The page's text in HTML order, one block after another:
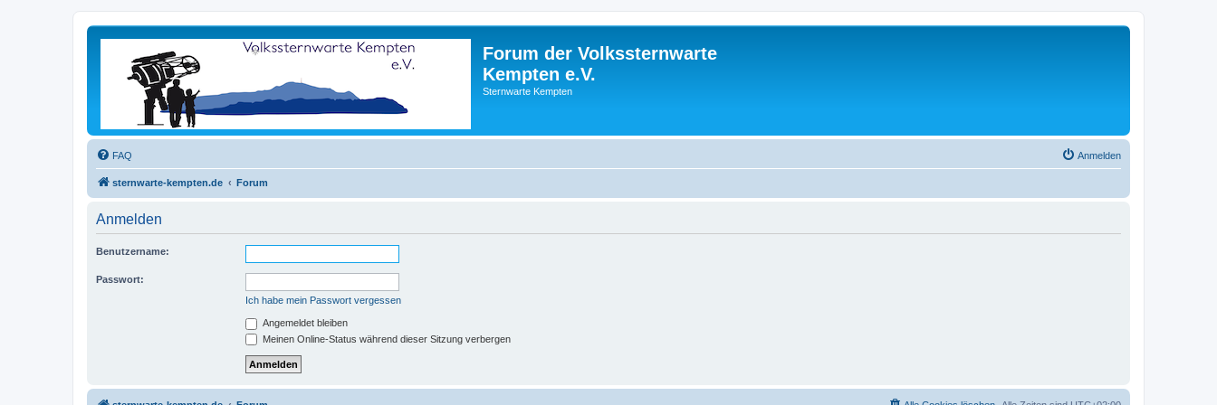
Forum der Volkssternwarte
Kempten e.V.
Sternwarte Kempten
FAQ Anmelden
sternwarte-kempten.de Forum
Anmelden
Benutzername:
Passwort:
Ich habe mein Passwort vergessen
Angemeldet bleiben
Meinen Online-Status während dieser Sitzung verbergen